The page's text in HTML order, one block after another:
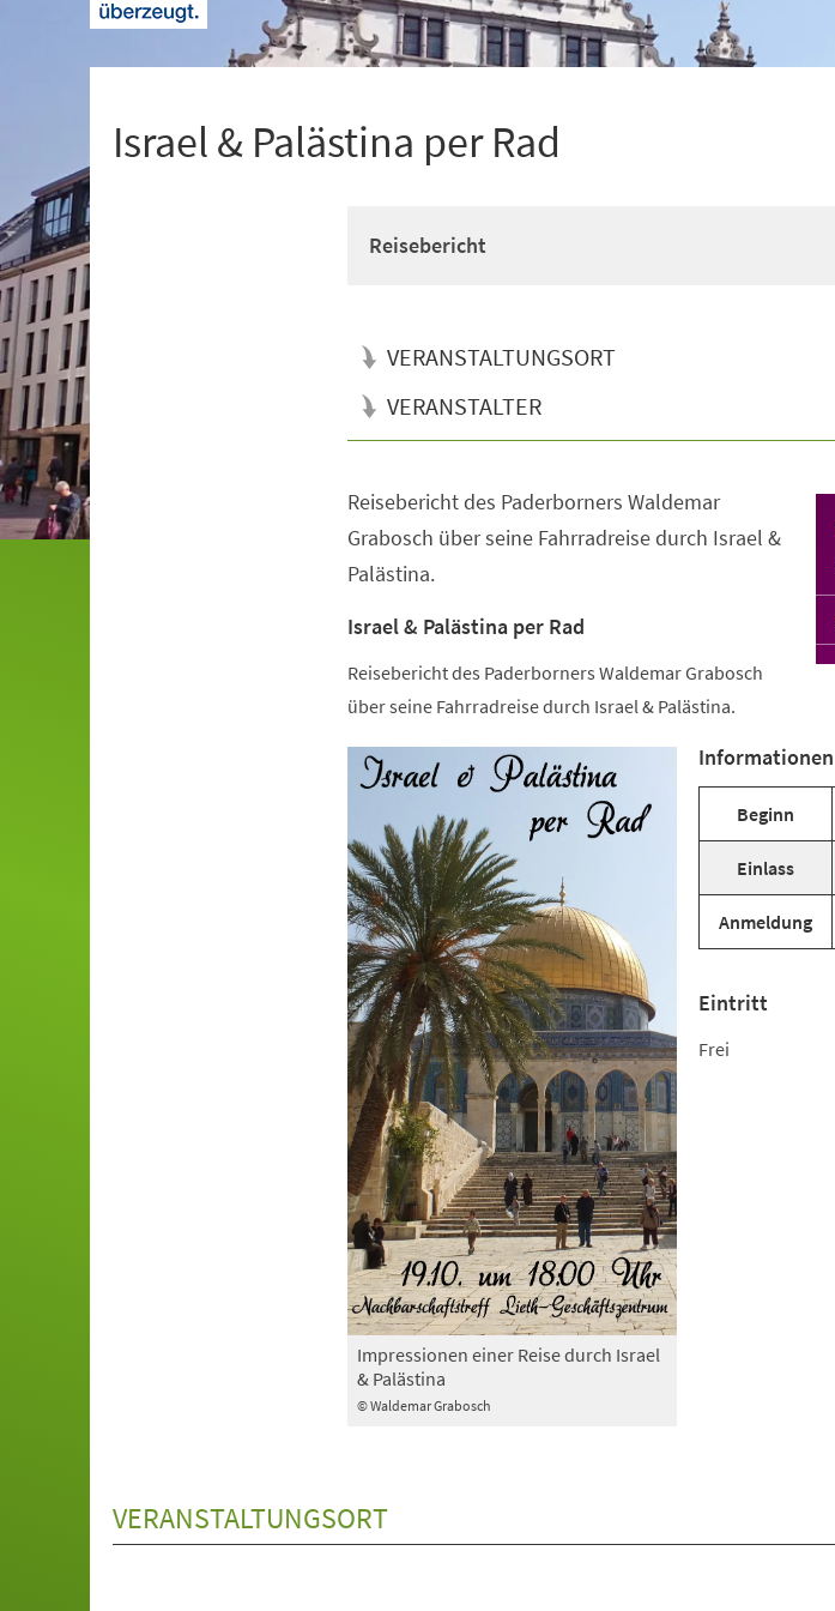
Israel & Palästina per Rad
Reisebericht
VERANSTALTUNGSORT
VERANSTALTER
Reisebericht des Paderborners Waldemar
Grabosch über seine Fahrradreise durch Israel &
Palästina.
Israel & Palästina per Rad
Reisebericht des Paderborners Waldemar Grabosch
über seine Fahrradreise durch Israel & Palästina.
© Waldemar Grabosch
Impressionen einer Reise durch Israel
& Palästina
Informationen
Beginn
Einlass
Anmeldung
Eintritt
Frei
VERANSTALTUNGSORT